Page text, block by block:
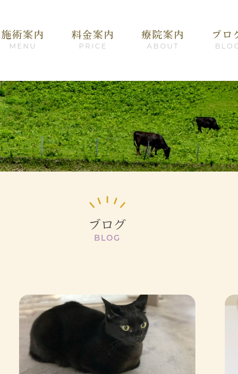
施術案内
MENU
料金案内
PRICE
療院案内
ABOUT
ブロ
ブログ
BLOG